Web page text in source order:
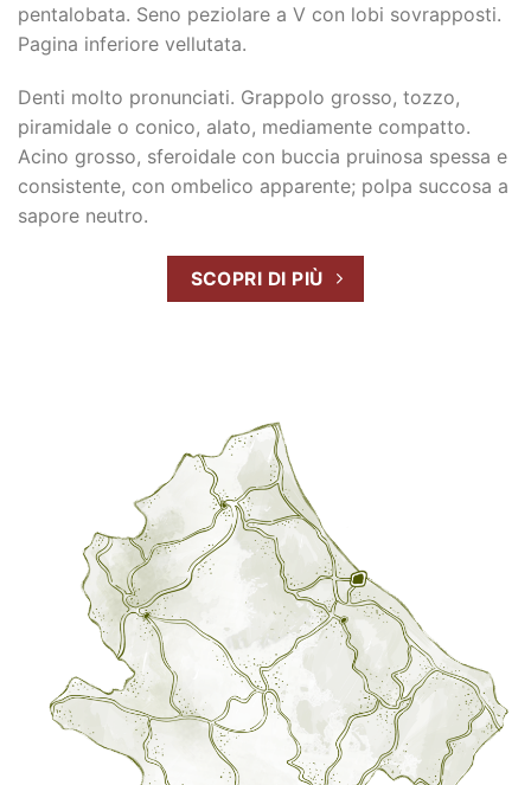
pentalobata. Seno peziolare a V con lobi sovrapposti.
Pagina inferiore vellutata.
Denti molto pronunciati. Grappolo grosso, tozzo,
piramidale o conico, alato, mediamente compatto.
Acino grosso, sferoidale con buccia pruinosa spessa e
consistente, con ombelico apparente; polpa succosa a
sapore neutro.
SCOPRI DI PIÙ